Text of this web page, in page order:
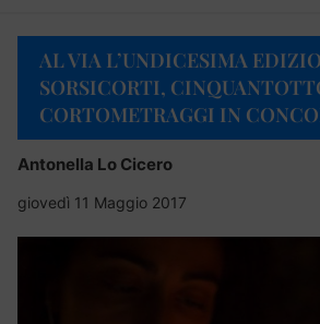
AL VIA L’UNDICESIMA
SORSICORTI,
CORTOMETRAGGI IN
Antonella Lo Cicero
giovedì 11 Maggio 2017